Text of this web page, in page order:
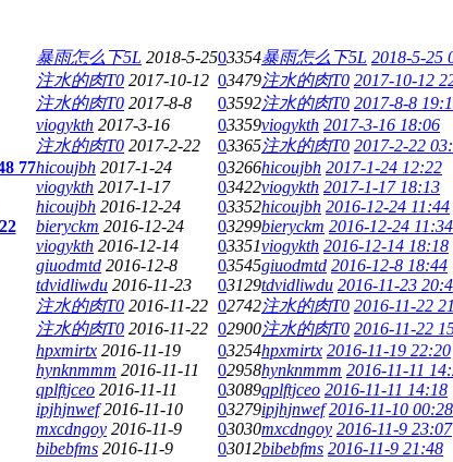
暴雨怎么下5L 2018-5-2503354暴雨怎么下5L 2018-5-25
注水的肉T0 2017-10-12 03479注水的肉T0 2017-10-12
注水的肉T0 2017-8-8 03592注水的肉T0 2017-8-8
viogykth 2017-3-16 03359viogykth 2017-3-16 18:06
注水的肉T0 2017-2-22 03365注水的肉T0 2017-2-22
77hicoujbh 2017-1-24 03266hicoujbh 2017-1-24 12:22
viogykth 2017-1-17 03422viogykth 2017-1-17 18:13
hicoujbh 2016-12-24 03352hicoujbh 2016-12-24 11:44
bieryckm 2016-12-24 03299bieryckm 2016-12-24 11:34
viogykth 2016-12-14 03351viogykth 2016-12-14 18:18
giuodmtd 2016-12-8 03545giuodmtd 2016-12-8 18:44
tdvidliwdu 2016-11-23 03129tdvidliwdu 2016-11-23
注水的肉T0 2016-11-22 02742注水的肉T0 2016-11-22
注水的肉T0 2016-11-22 02900注水的肉T0 2016-11-22
hpxmirtx 2016-11-19 03254hpxmirtx 2016-11-19 22:20
hynknmmm 2016-11-11 02958hynknmmm 2016-11-11
qplftjceo 2016-11-11 03089qplftjceo 2016-11-11 14:18
ipjhjnwef 2016-11-10 03279ipjhjnwef 2016-11-10 00:28
mxcdngoy 2016-11-9 03030mxcdngoy 2016-11-9 23:07
bibebfms 2016-11-9 03012bibebfms 2016-11-9 21:48